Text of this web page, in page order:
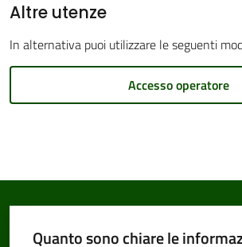
Tutti
Altre utenze
In alternativa puoi utilizzare le seguenti
Accesso operatore
Quanto sono chiare le